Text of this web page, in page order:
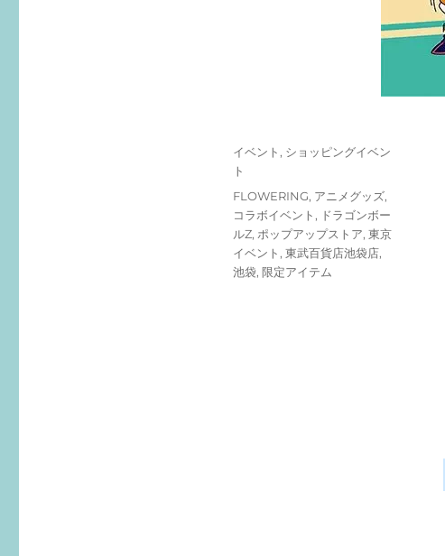
投
稿
カ
テ
イベント , ショッピングイベン
ト
タ
グ
FLOWERING, アニメグッズ,
コラボイベント , ドラゴンボー
ルZ, ポップアップストア, 東京
イベント , 東武百貨店池袋店,
池袋, 限定アイテム